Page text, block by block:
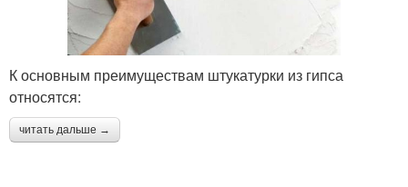
К основным преимуществам штукатурки из гипса
относятся:
читать дальше →